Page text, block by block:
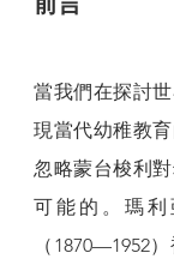
當我們在探討
現當代幼稚教
忽略蒙台梭利
可能的。瑪
（1870—1952